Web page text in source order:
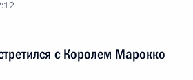
с Королем Марокко